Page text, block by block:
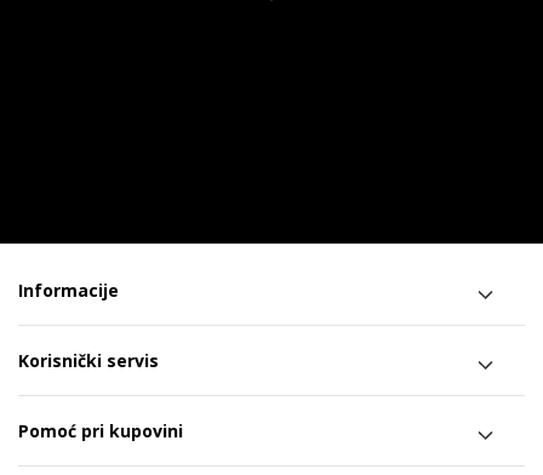
Informacije
Korisnički servis
Pomoć pri kupovini